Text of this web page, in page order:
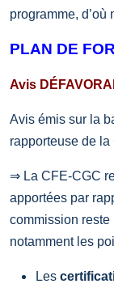
programme, d’où
PLAN DE
Avis
Avis émis sur la
rapporteuse de
⇒ La CFE-CGC
apportées par
commission
notamment les
Les